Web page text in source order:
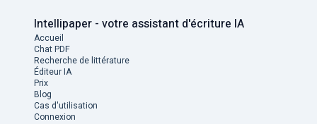
Intellipaper - votre assistant d'écriture IA
Accueil
Chat PDF
Recherche de littérature
Éditeur IA
Prix
Blog
Cas d'utilisation
Connexion